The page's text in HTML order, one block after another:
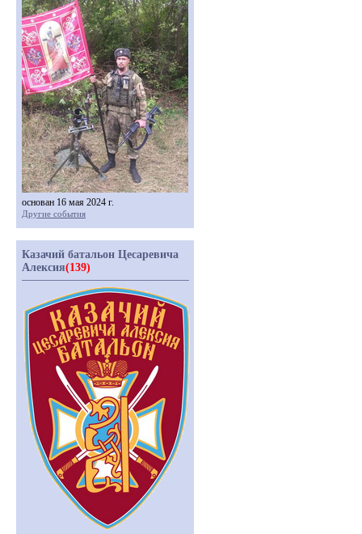
основан 16 мая 2024 г.
Другие события
Казачий батальон Цесаревича
Алексия(139)